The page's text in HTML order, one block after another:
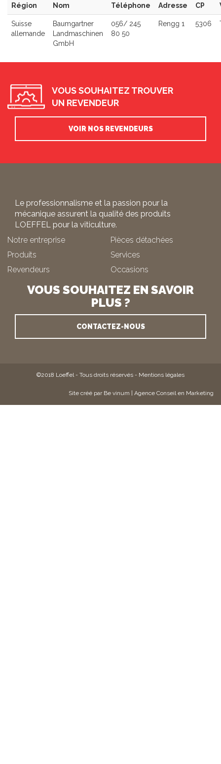
Région Nom Téléphone Adresse CP
Suisse
allemande
Baumgartner
Landmaschinen
GmbH
056/ 245
80 50
Rengg 1 5306
VOUS SOUHAITEZ TROUVER
UN REVENDEUR
VOIR NOS REVENDEURS
Le professionnalisme et la passion pour la
mécanique assurent la qualité des produits
LOEFFEL pour la viticulture.
Notre entreprise
Pièces détachées
Produits
Services
Revendeurs
Occasions
VOUS SOUHAITEZ EN SAVOIR
PLUS ?
CONTACTEZ-NOUS
©2018 Loeffel - Tous droits réservés - Mentions légales
Site créé par Be vinum | Agence Conseil en Marketing